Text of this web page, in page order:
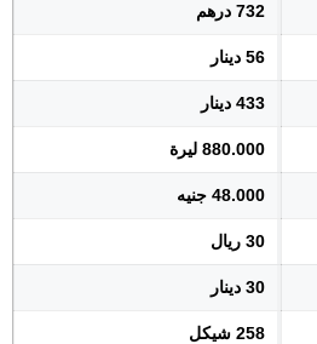
732 درهم
56 دينار
433 دينار
880.000 ليرة
48.000 جنيه
30 ريال
30 دينار
258 شيكل